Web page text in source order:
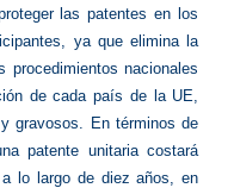
las patentes en los
ya que elimina la
procedimientos nacionales
de cada país de la UE,
gravosos. En términos de
patente unitaria costará
lo largo de diez años, en